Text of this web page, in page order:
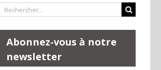
Rechercher:
Abonnez-vous à notre
newsletter